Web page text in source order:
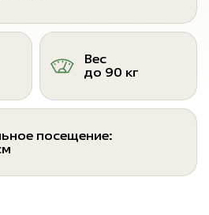
Вес
до 90 кг
посещение: